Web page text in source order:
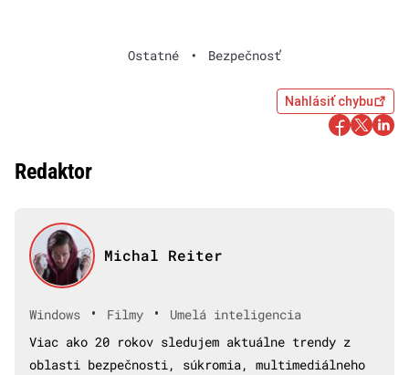
Ostatné • Bezpečnosť
Nahlásiť chybu
Redaktor
Michal Reiter
Windows • Filmy •
Umelá inteligencia
Viac ako 20 rokov sledujem aktuálne trendy z
oblasti bezpečnosti, súkromia, multimediálneho